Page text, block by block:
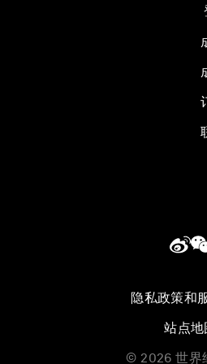
隐私政策和
站点地
© 2026 世界